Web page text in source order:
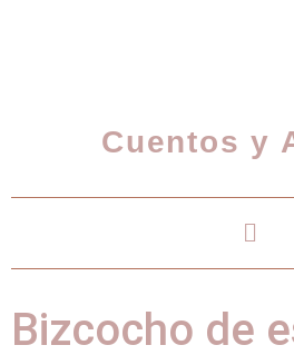
Cuentos y
Bizcocho de